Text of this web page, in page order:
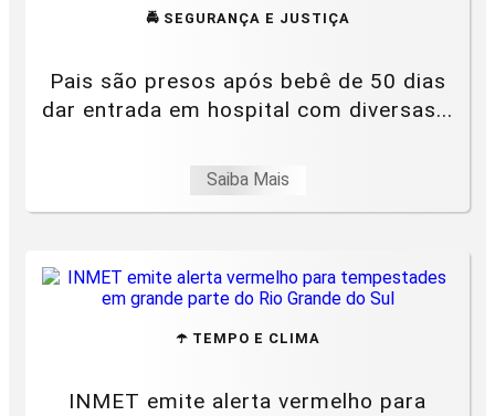
🚔 SEGURANÇA E JUSTIÇA
Pais são presos após bebê de 50 dias
dar entrada em hospital com diversas...
Saiba Mais
☂️ TEMPO E CLIMA
INMET emite alerta vermelho para